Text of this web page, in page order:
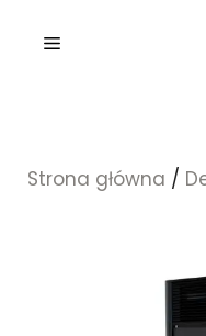
Strona główna /